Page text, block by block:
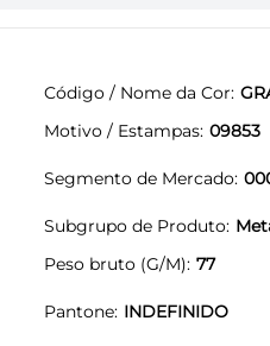
Código / Nome da Cor
Motivo / Estampas 09853
Segmento de Mercado
Subgrupo de Produto
Peso bruto (G/M) 77
Pantone INDEFINIDO